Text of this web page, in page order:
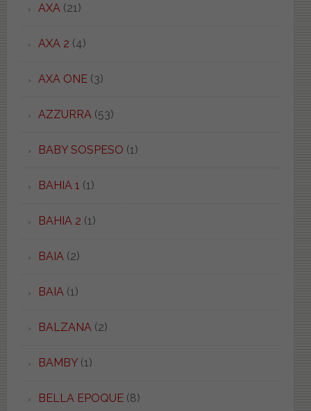
AXA (21)
AXA 2 (4)
AXA ONE(3)
AZZURRA (53)
BABY SOSPESO (1)
BAHIA 1 (1)
BAHIA 2 (1)
BAIA (2)
BAIA (1)
BALZANA (2)
BAMBY(1)
BELLA EPOQUE(8)